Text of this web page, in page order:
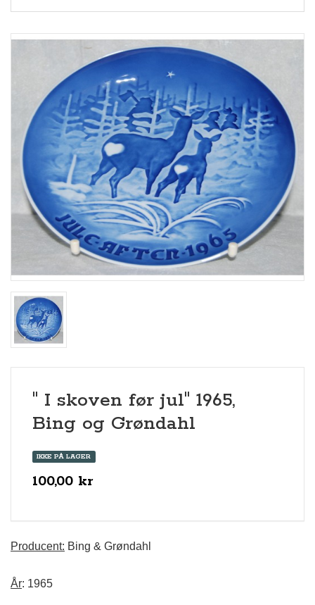
" I skoven før jul" 1965,
Bing og Grøndahl
IKKE PÅ LAGER
100,00 kr
Producent: Bing & Grøndahl
År: 1965